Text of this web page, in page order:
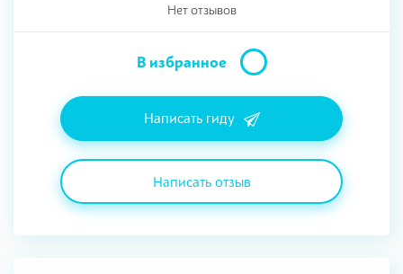
Нет отзывов
В избранное
Написать гиду
Написать отзыв